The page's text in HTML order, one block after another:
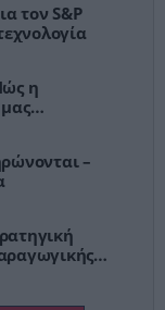
τον S&P
η
–